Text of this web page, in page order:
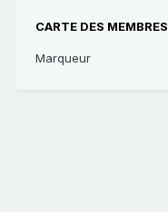
CARTE DES MEMBRES
Marqueur